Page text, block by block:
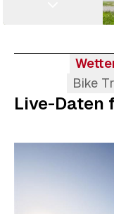
Bike
Live-Daten